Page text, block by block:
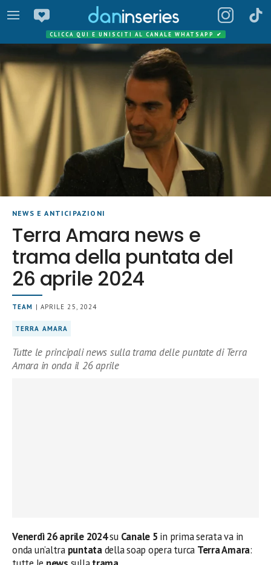
CLICCA QUI E UNISCITI AL CANALE WHATSAPP ✔
NEWS E ANTICIPAZIONI
Terra Amara news e
trama della puntata del
26 aprile 2024
TEAM | APRILE 25, 2024
TERRA AMARA
Tutte le principali news sulla trama delle puntate di Terra
Amara in onda il 26 aprile
Venerdì 26 aprile 2024su Canale 5 in prima seratava in
onda un’altra puntatadella soap opera turca Terra Amara: